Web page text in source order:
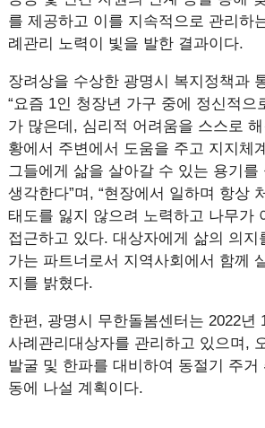
를 제공하고 이를 지속적으로 관리하
례관리 노력이 빛을 발한 결과이다.
장려상을 수상한 광명시 복지정책과
“요즘 1인 청장년 가구 중에 정신적으
가 많은데, 심리적 어려움을 스스로
황에서 주변에서 도움을 주고 지지체
그들에게 삶을 살아갈 수 있는 용기
생각한다”며, “현장에서 일하며 항상
태도를 잃지 않으려 노력하고 나무가
접근하고 있다. 대상자에게 삶의 의지
가는 파트너로서 지역사회에서 함께
지를 밝혔다.
한편, 광명시 무한돌봄센터는 2022년
사례관리대상자를 관리하고 있으며,
발굴 및 한파를 대비하여 동절기 주거
동에 나설 계획이다.